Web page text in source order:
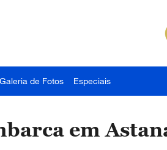
Galeria de Fotos Especiais
em